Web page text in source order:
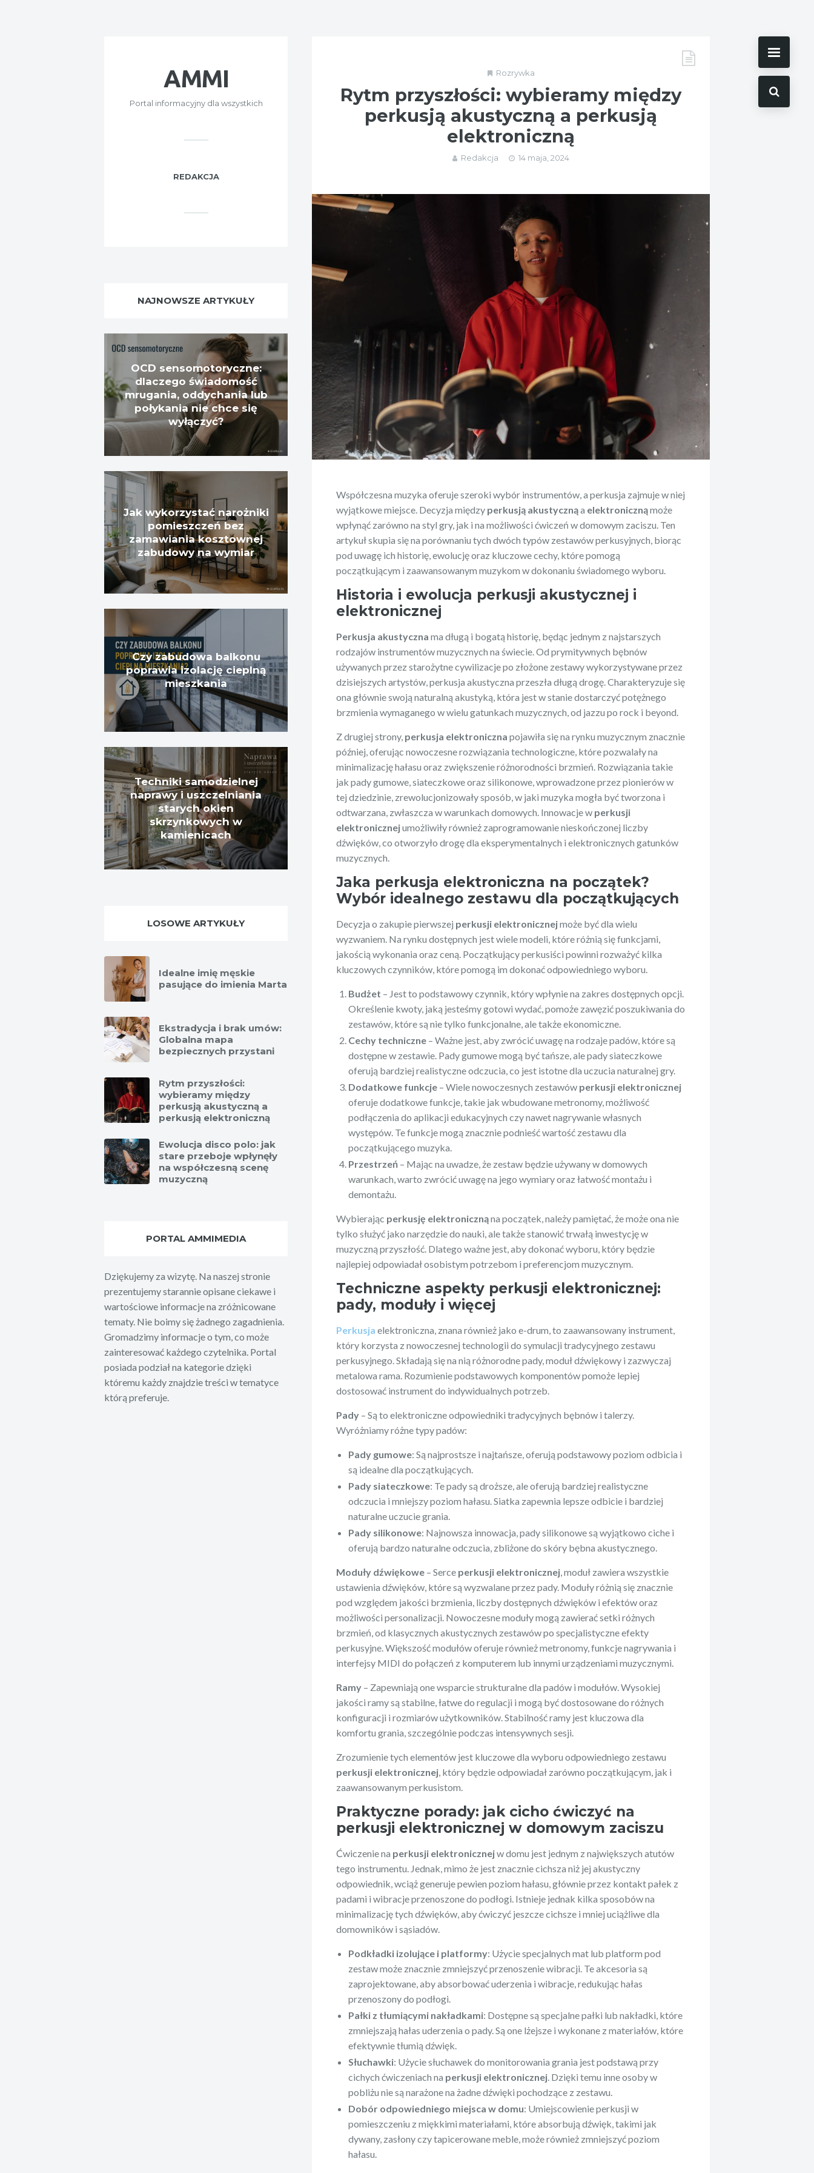
Rozrywka
Rytm przyszłości: wybieramy między
perkusją akustyczną a perkusją
elektroniczną
Redakcja 14 maja, 2024
Współczesna muzyka oferuje szeroki wybór instrumentów, a perkusja zajmuje w niej
wyjątkowe miejsce. Decyzja między perkusją akustycznąa elektronicznąmoże
wpłynąć zarówno na styl gry, jak i na możliwości ćwiczeń w domowym zaciszu. Ten
artykuł skupia się na porównaniu tych dwóch typów zestawów perkusyjnych, biorąc
pod uwagę ich historię, ewolucję oraz kluczowe cechy, które pomogą
początkującym i zaawansowanym muzykom w dokonaniu świadomego wyboru.
Historia i ewolucja perkusji akustycznej i
elektronicznej
Perkusja akustyczna ma długą i bogatą historię, będąc jednym z najstarszych
rodzajów instrumentów muzycznych na świecie. Od prymitywnych bębnów
używanych przez starożytne cywilizacje po złożone zestawy wykorzystywane przez
dzisiejszych artystów, perkusja akustyczna przeszła długą drogę. Charakteryzuje się
ona głównie swoją naturalną akustyką, która jest w stanie dostarczyć potężnego
brzmienia wymaganego w wielu gatunkach muzycznych, od jazzu po rock i beyond.
Z drugiej strony, perkusja elektroniczna pojawiła się na rynku muzycznym znacznie
później, oferując nowoczesne rozwiązania technologiczne, które pozwalały na
minimalizację hałasu oraz zwiększenie różnorodności brzmień. Rozwiązania takie
jak pady gumowe, siateczkowe oraz silikonowe, wprowadzone przez pionierów w
tej dziedzinie, zrewolucjonizowały sposób, w jaki muzyka mogła być tworzona i
odtwarzana, zwłaszcza w warunkach domowych. Innowacje w perkusji
elektronicznejumożliwiły również zaprogramowanie nieskończonej liczby
dźwięków, co otworzyło drogę dla eksperymentalnych i elektronicznych gatunków
muzycznych.
Jaka perkusja elektroniczna na początek?
Wybór idealnego zestawu dla początkujących
Decyzja o zakupie pierwszej perkusji elektronicznejmoże być dla wielu
wyzwaniem. Na rynku dostępnych jest wiele modeli, które różnią się funkcjami,
jakością wykonania oraz ceną. Początkujący perkusiści powinni rozważyć kilka
kluczowych czynników, które pomogą im dokonać odpowiedniego wyboru.
Budżet – Jest to podstawowy czynnik, który wpłynie na zakres dostępnych opcji.
Określenie kwoty, jaką jesteśmy gotowi wydać, pomoże zawęzić poszukiwania do
zestawów, które są nie tylko funkcjonalne, ale także ekonomiczne.
Cechy techniczne – Ważne jest, aby zwrócić uwagę na rodzaje padów, które są
dostępne w zestawie. Pady gumowe mogą być tańsze, ale pady siateczkowe
oferują bardziej realistyczne odczucia, co jest istotne dla uczucia naturalnej gry.
Dodatkowe funkcje – Wiele nowoczesnych zestawów perkusji elektronicznej
oferuje dodatkowe funkcje, takie jak wbudowane metronomy, możliwość
podłączenia do aplikacji edukacyjnych czy nawet nagrywanie własnych
występów. Te funkcje mogą znacznie podnieść wartość zestawu dla
początkującego muzyka.
Przestrzeń – Mając na uwadze, że zestaw będzie używany w domowych
warunkach, warto zwrócić uwagę na jego wymiary oraz łatwość montażu i
demontażu.
Wybierając perkusję elektronicznąna początek, należy pamiętać, że może ona nie
tylko służyć jako narzędzie do nauki, ale także stanowić trwałą inwestycję w
muzyczną przyszłość. Dlatego ważne jest, aby dokonać wyboru, który będzie
najlepiej odpowiadał osobistym potrzebom i preferencjom muzycznym.
Techniczne aspekty perkusji elektronicznej:
pady, moduły i więcej
Perkusja elektroniczna, znana również jako e-drum, to zaawansowany instrument,
który korzysta z nowoczesnej technologii do symulacji tradycyjnego zestawu
perkusyjnego. Składają się na nią różnorodne pady, moduł dźwiękowy i zazwyczaj
metalowa rama. Rozumienie podstawowych komponentów pomoże lepiej
dostosować instrument do indywidualnych potrzeb.
Pady – Są to elektroniczne odpowiedniki tradycyjnych bębnów i talerzy.
Wyróżniamy różne typy padów:
Pady gumowe: Są najprostsze i najtańsze, oferują podstawowy poziom odbicia i
są idealne dla początkujących.
Pady siateczkowe: Te pady są droższe, ale oferują bardziej realistyczne
odczucia i mniejszy poziom hałasu. Siatka zapewnia lepsze odbicie i bardziej
naturalne uczucie grania.
Pady silikonowe: Najnowsza innowacja, pady silikonowe są wyjątkowo ciche i
oferują bardzo naturalne odczucia, zbliżone do skóry bębna akustycznego.
Moduły dźwiękowe – Serce perkusji elektronicznej, moduł zawiera wszystkie
ustawienia dźwięków, które są wyzwalane przez pady. Moduły różnią się znacznie
pod względem jakości brzmienia, liczby dostępnych dźwięków i efektów oraz
możliwości personalizacji. Nowoczesne moduły mogą zawierać setki różnych
brzmień, od klasycznych akustycznych zestawów po specjalistyczne efekty
perkusyjne. Większość modułów oferuje również metronomy, funkcje nagrywania i
interfejsy MIDI do połączeń z komputerem lub innymi urządzeniami muzycznymi.
Ramy – Zapewniają one wsparcie strukturalne dla padów i modułów. Wysokiej
jakości ramy są stabilne, łatwe do regulacji i mogą być dostosowane do różnych
konfiguracji i rozmiarów użytkowników. Stabilność ramy jest kluczowa dla
komfortu grania, szczególnie podczas intensywnych sesji.
Zrozumienie tych elementów jest kluczowe dla wyboru odpowiedniego zestawu
perkusji elektronicznej, który będzie odpowiadał zarówno początkującym, jak i
zaawansowanym perkusistom.
Praktyczne porady: jak cicho ćwiczyć na
perkusji elektronicznej w domowym zaciszu
Ćwiczenie na perkusji elektronicznejw domu jest jednym z największych atutów
tego instrumentu. Jednak, mimo że jest znacznie cichsza niż jej akustyczny
odpowiednik, wciąż generuje pewien poziom hałasu, głównie przez kontakt pałek z
padami i wibracje przenoszone do podłogi. Istnieje jednak kilka sposobów na
minimalizację tych dźwięków, aby ćwiczyć jeszcze cichsze i mniej uciążliwe dla
domowników i sąsiadów.
Podkładki izolujące i platformy: Użycie specjalnych mat lub platform pod
zestaw może znacznie zmniejszyć przenoszenie wibracji. Te akcesoria są
zaprojektowane, aby absorbować uderzenia i wibracje, redukując hałas
przenoszony do podłogi.
Pałki z tłumiącymi nakładkami: Dostępne są specjalne pałki lub nakładki, które
zmniejszają hałas uderzenia o pady. Są one lżejsze i wykonane z materiałów, które
efektywnie tłumią dźwięk.
Słuchawki: Użycie słuchawek do monitorowania grania jest podstawą przy
cichych ćwiczeniach na perkusji elektronicznej. Dzięki temu inne osoby w
pobliżu nie są narażone na żadne dźwięki pochodzące z zestawu.
Dobór odpowiedniego miejsca w domu: Umiejscowienie perkusji w
pomieszczeniu z miękkimi materiałami, które absorbują dźwięk, takimi jak
dywany, zasłony czy tapicerowane meble, może również zmniejszyć poziom
hałasu.
AMMI
Portal informacyjny dla wszystkich
REDAKCJA
NAJNOWSZE ARTYKUŁY
OCD sensomotoryczne:
dlaczego świadomość
mrugania, oddychania lub
połykania nie chce się
wyłączyć?
Jak wykorzystać narożniki
pomieszczeń bez
zamawiania kosztownej
zabudowy na wymiar
Czy zabudowa balkonu
poprawia izolację cieplną
mieszkania
Techniki samodzielnej
naprawy i uszczelniania
starych okien
skrzynkowych w
kamienicach
LOSOWE ARTYKUŁY
Idealne imię męskie
pasujące do imienia Marta
Ekstradycja i brak umów:
Globalna mapa
bezpiecznych przystani
Rytm przyszłości:
wybieramy między
perkusją akustyczną a
perkusją elektroniczną
Ewolucja disco polo: jak
stare przeboje wpłynęły
na współczesną scenę
muzyczną
PORTAL AMMIMEDIA
Dziękujemy za wizytę. Na naszej stronie
prezentujemy starannie opisane ciekawe i
wartościowe informacje na zróżnicowane
tematy. Nie boimy się żadnego zagadnienia.
Gromadzimy informacje o tym, co może
zainteresować każdego czytelnika. Portal
posiada podział na kategorie dzięki
któremu każdy znajdzie treści w tematyce
którą preferuje.